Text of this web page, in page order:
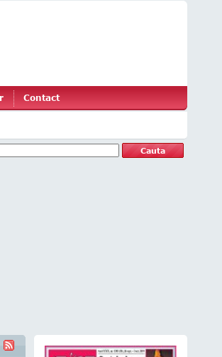
Contact